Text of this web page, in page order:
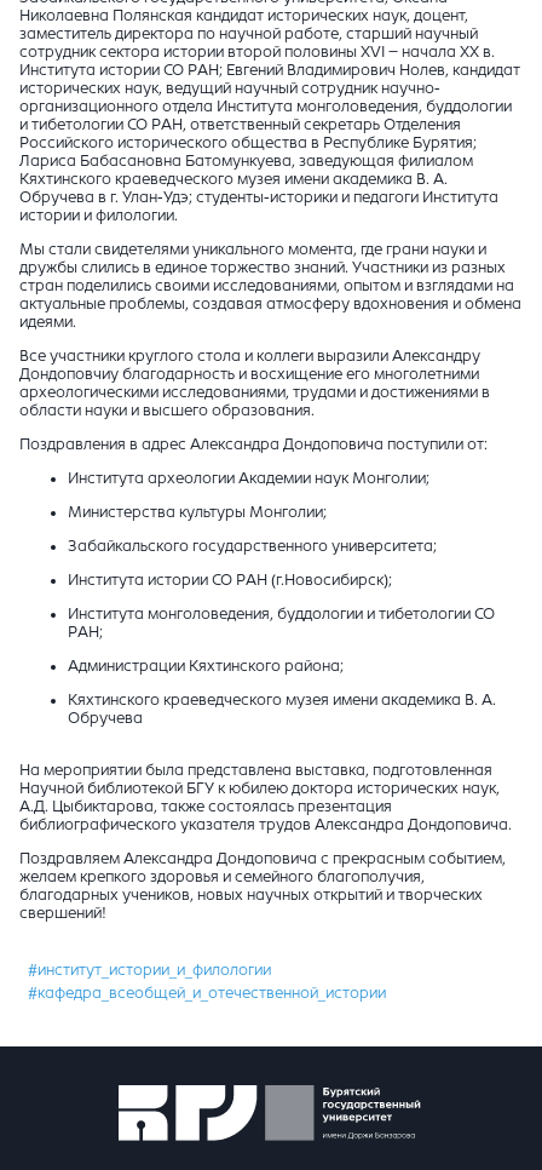
Николаевна Полянская кандидат исторических наук, доцент,
заместитель директора по научной работе, старший научный
сотрудник сектора истории второй половины XVI – начала XX в.
Института истории СО РАН; Евгений Владимирович Нолев, кандидат
исторических наук, ведущий научный сотрудник научно-
организационного отдела Института монголоведения, буддологии
и тибетологии СО РАН, ответственный секретарь Отделения
Российского исторического общества в Республике Бурятия;
Лариса Бабасановна Батомункуева, заведующая филиалом
Кяхтинского краеведческого музея имени академика В. А.
Обручева в г. Улан-Удэ; студенты-историки и педагоги Института
истории и филологии.
Мы стали свидетелями уникального момента, где грани науки и
дружбы слились в единое торжество знаний. Участники из разных
стран поделились своими исследованиями, опытом и взглядами на
актуальные проблемы, создавая атмосферу вдохновения и обмена
идеями.
Все участники круглого стола и коллеги выразили Александру
Дондоповчиу благодарность и восхищение его многолетними
археологическими исследованиями, трудами и достижениями в
области науки и высшего образования.
Поздравления в адрес Александра Дондоповича поступили от:
Института археологии Академии наук Монголии;
Министерства культуры Монголии;
Забайкальского государственного университета;
Института истории СО РАН (г.Новосибирск);
Института монголоведения, буддологии и тибетологии СО
РАН;
Администрации Кяхтинского района;
Кяхтинского краеведческого музея имени академика В. А.
Обручева
На мероприятии была представлена выставка, подготовленная
Научной библиотекой БГУ к юбилею доктора исторических наук,
А.Д. Цыбиктарова, также состоялась презентация
библиографического указателя трудов Александра Дондоповича.
Поздравляем Александра Дондоповича с прекрасным событием,
желаем крепкого здоровья и семейного благополучия,
благодарных учеников, новых научных открытий и творческих
свершений!
#институт_истории_и_филологии
#кафедра_всеобщей_и_отечественной_истории